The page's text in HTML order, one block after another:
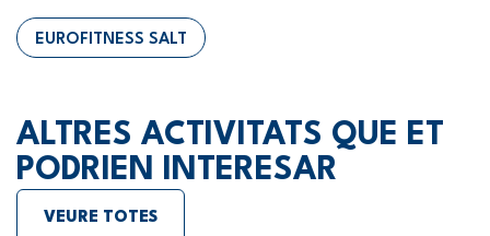
EUROFITNESS SALT
ALTRES ACTIVITATS QUE ET
PODRIEN INTERESAR
VEURE TOTES